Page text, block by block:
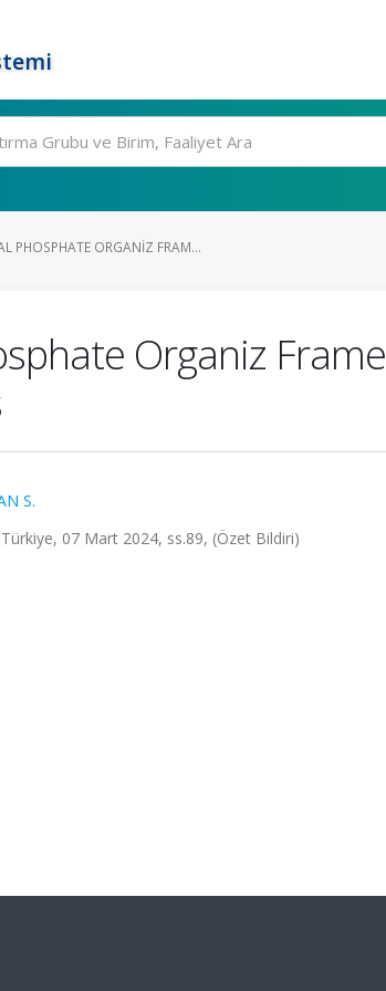
PHOSPHATE ORGANIZ FRAM...
Organiz
S.
07 Mart 2024, ss.89, (Özet Bildiri)